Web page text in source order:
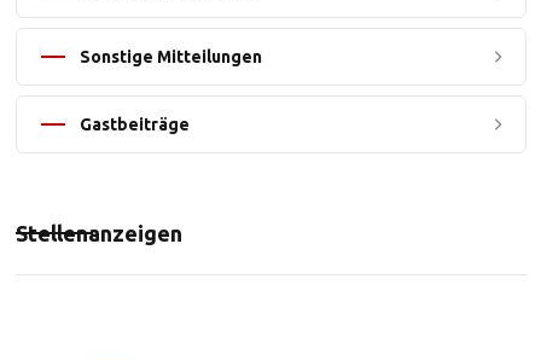
Sonstige Mitteilungen
Gastbeiträge
Stellenanzeigen